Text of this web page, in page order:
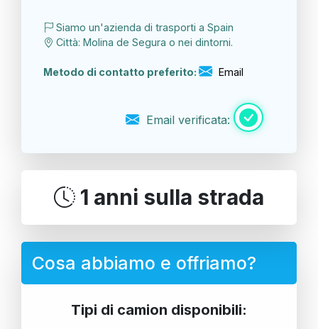
Siamo un'azienda di trasporti a Spain
Città: Molina de Segura o nei dintorni.
Metodo di contatto preferito: Email
Email verificata:
1 anni sulla strada
Cosa abbiamo e offriamo?
Tipi di camion disponibili: